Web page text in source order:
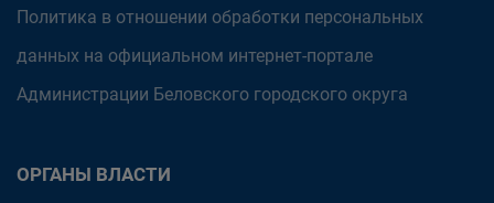
Политика в отношении обработки персональных
данных на официальном интернет-портале
Администрации Беловского городского округа
ОРГАНЫ ВЛАСТИ